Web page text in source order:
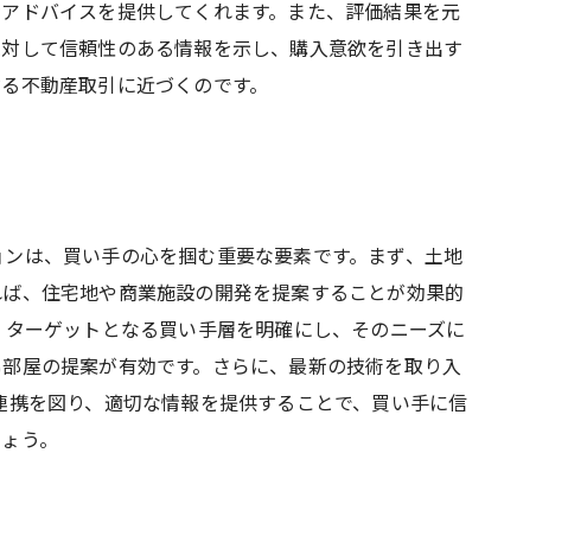
ドバイスを提供してくれます。また、評価結果を元
して信頼性のある情報を示し、購入意欲を引き出す
不動産取引に近づくのです。
は、買い手の心を掴む重要な要素です。まず、土地
、住宅地や商業施設の開発を提案することが効果的
ーゲットとなる買い手層を明確にし、そのニーズに
屋の提案が有効です。さらに、最新の技術を取り入
を図り、適切な情報を提供することで、買い手に信
う。